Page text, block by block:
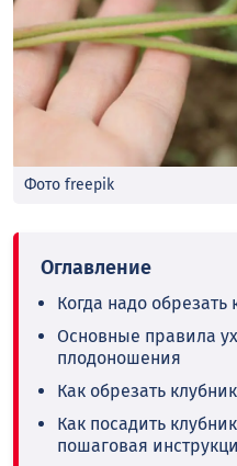
Фото freepik
Когда надо обрезать
Основные правила
плодоношения
Как обрезать
Как посадить
пошаговая